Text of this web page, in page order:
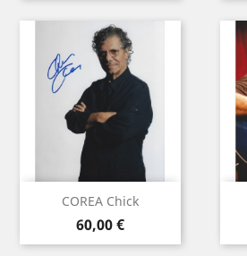
COREA Chick
Prix
60,00 €